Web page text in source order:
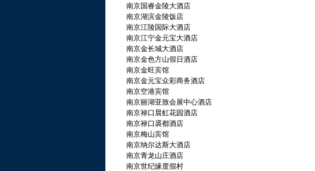
南京国睿金陵大酒店
南京湖滨金陵饭店
南京江陵国际大酒店
南京江宁金元宝大酒店
南京金长城大酒店
南京金色方山假日酒店
南京金旺宾馆
南京金元宝众彩商务酒店
南京空港宾馆
南京丽湖亚致会展中心酒店
南京禄口晨虹花园酒店
南京禄口裘都酒店
南京梅山宾馆
南京纳尔达斯大酒店
南京青龙山庄酒店
南京世纪缘度假村